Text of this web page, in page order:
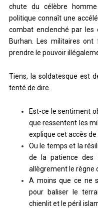
chute du célèbre
politique connaît une
combat enclenché par les
Burhan. Les militaires ont
prendre le pouvoir
Tiens, la soldatesque est
tenté de dire.
Est-ce le sentiment
que ressentent les
explique cet accès
Ou le temps et la
de la patience des
allègrement le règne
A moins que ce ne
pour baliser le
chienlit et le péril